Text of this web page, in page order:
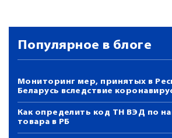
Популярное в блоге
Мониторинг мер, принятых в
Беларусь вследствие
Как определить код ТН ВЭД по
товара в РБ